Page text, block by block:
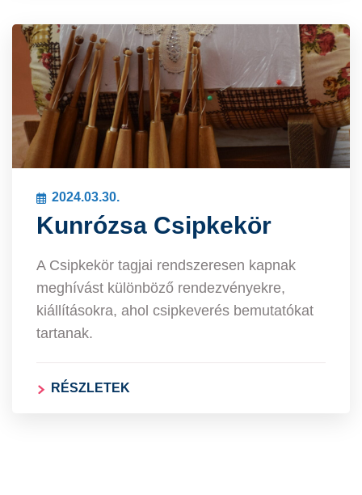
2024.03.30.
Kunrózsa Csipkekör
A Csipkekör tagjai rendszeresen kapnak
meghívást különböző rendezvényekre,
kiállításokra, ahol csipkeverés bemutatókat
tartanak.
RÉSZLETEK